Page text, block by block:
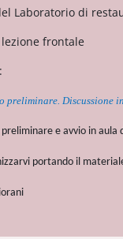
Laboratorio di
frontale
preliminare. Discussione
e avvio in
portando il